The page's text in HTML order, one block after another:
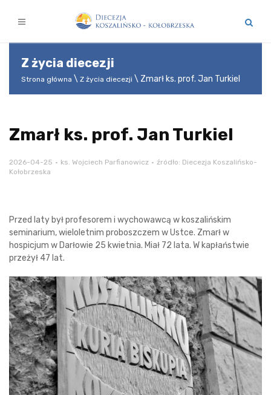
Z życia diecezji
Strona główna Z życia diecezji Zmarł ks. prof. Jan Turkiel
Zmarł ks. prof. Jan Turkiel
2026-04-25 ks. Wojciech Parfianowicz
źródło: Diecezja Koszalińsko-
Kołobrzeska
Przed laty był profesorem i wychowawcą w koszalińskim
seminarium, wieloletnim proboszczem w Ustce. Zmarł w
hospicjum w Darłowie 25 kwietnia. Miał 72 lata. W kapłaństwie
przeżył 47 lat.